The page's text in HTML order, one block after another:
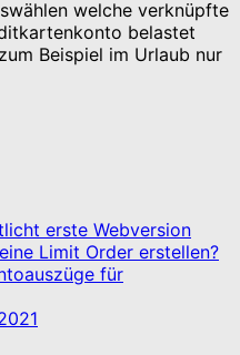
welche verknüpfte
belastet
Beispiel im Urlaub nur
erste Webversion
Limit Order erstellen?
für